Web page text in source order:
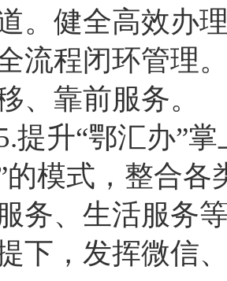
。健全高效办
流程闭环管理
、靠前服务。
升“鄂汇办”掌
的模式，整合各
务、生活服务
下，发挥微信